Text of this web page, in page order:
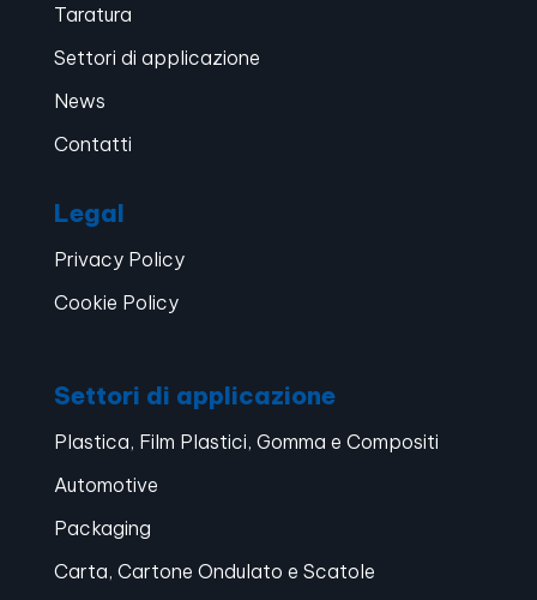
Taratura
Settori di applicazione
News
Contatti
Legal
Privacy Policy
Cookie Policy
Settori di applicazione
Plastica, Film Plastici, Gomma e Compositi
Automotive
Packaging
Carta, Cartone Ondulato e Scatole